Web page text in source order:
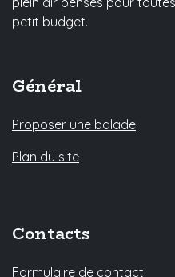
petit budget.
Général
Proposer une balade
Plan du site
Contacts
Formulaire de contact